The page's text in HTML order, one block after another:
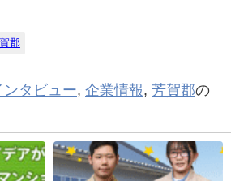
郡
ンタビュー, 企業情報, 芳賀郡の